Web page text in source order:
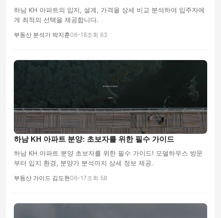
하남 KH 아파트의 입지, 설계, 가격을 상세 비교 분석하여 입주자에
게 최적의 선택을 제공합니다.
부동산 분석가 박지훈06-18조회 63
하남 KH 아파트 분양: 초보자를 위한 필수 가이드
하남 KH 아파트 분양 초보자를 위한 필수 가이드! 모델하우스 방문
부터 입지 환경, 분양가 분석까지 상세 정보 제공.
부동산 가이드 김도현06-17조회 58